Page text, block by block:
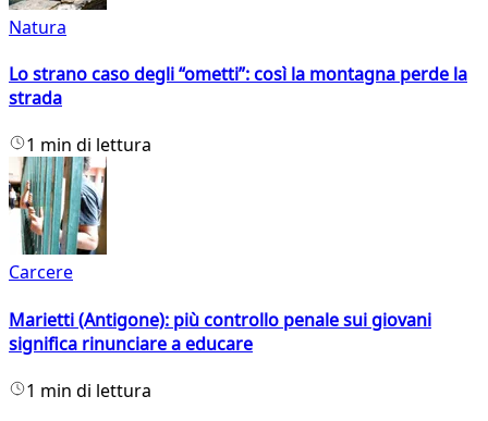
Natura
Lo strano caso degli “ometti”: così la montagna perde la
strada
1 min di lettura
Carcere
Marietti (Antigone): più controllo penale sui giovani
significa rinunciare a educare
1 min di lettura